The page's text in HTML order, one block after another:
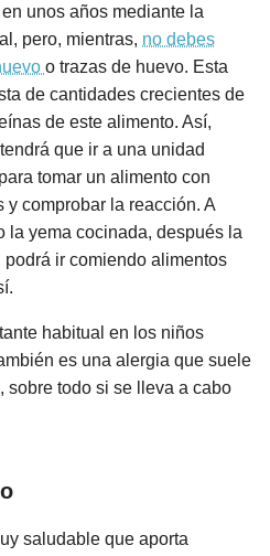
unos años mediante la
pero, mientras, no debes
o trazas de huevo. Esta
de cantidades crecientes de
de este alimento. Así,
que ir a una unidad
tomar un alimento con
y comprobar la reacción. A
la yema cocinada, después la
ir comiendo alimentos
habitual en los niños
es una alergia que suele
sobre todo si se lleva a cabo
saludable que aporta